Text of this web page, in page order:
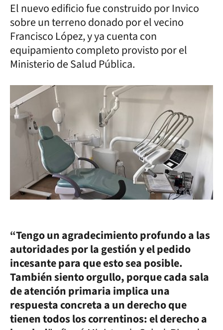
El nuevo edificio fue construido por Invico
sobre un terreno donado por el vecino
Francisco López, y ya cuenta con
equipamiento completo provisto por el
Ministerio de Salud Pública.
“Tengo un agradecimiento profundo a las
autoridades por la gestión y el pedido
incesante para que esto sea posible.
También siento orgullo, porque cada sala
de atención primaria implica una
respuesta concreta a un derecho que
tienen todos los correntinos: el derecho a